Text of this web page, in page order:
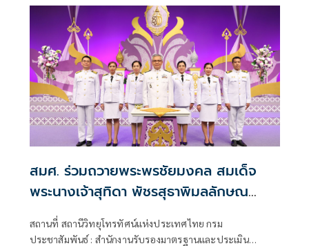
สมศ. ร่วมถวายพระพรชัยมงคล สมเด็จ
พระนางเจ้าสุทิดา พัชรสุธาพิมลลักษณ
พระบรมราชินี เนื่องในโอกาสวันเฉลิม
พระชนมพรรษา
สถานที่ สถานีวิทยุโทรทัศน์แห่งประเทศไทย กรม
ประชาสัมพันธ์ : สำนักงานรับรองมาตรฐานและประเมิน